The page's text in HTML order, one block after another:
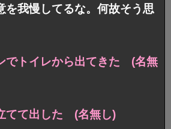
を我慢してるな。何故そう思
でトイレから出てきた (名無
てて出した (名無し)